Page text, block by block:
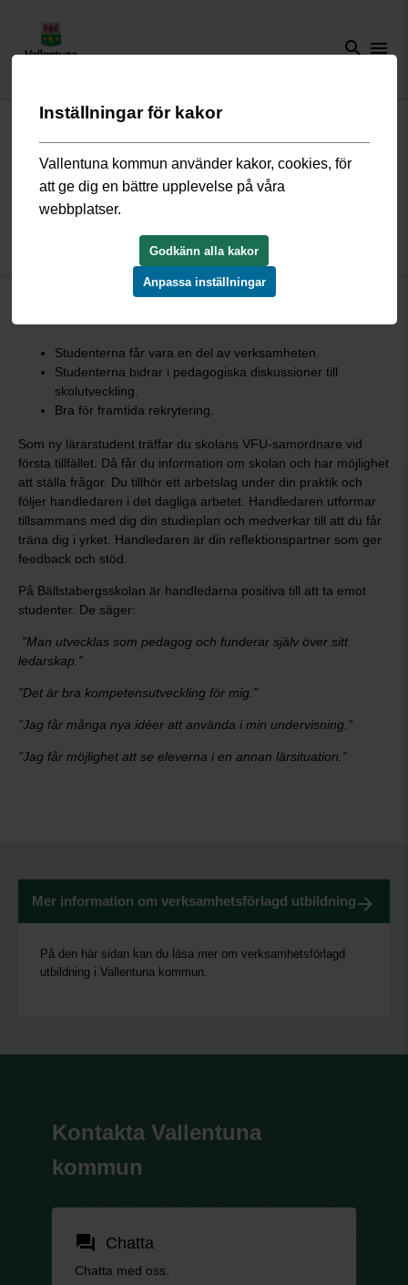
search menu
Start/Förskola och skola/Grundskola och fritidshem
här arbetar vi
Inflytande och samverkan / VFU
Verksamhetsförlagd utbildning,
På Bällstabergsskolan ser vi många fördelar med att ha VFU-
Studenterna får vara en del av verksamheten.
Studenterna bidrar i pedagogiska diskussioner till
skolutveckling.
Bra för framtida rekrytering.
Som ny lärarstudent träffar du skolans VFU-samordnare vid
första tillfället. Då får du information om skolan och har möjlighet
att ställa frågor. Du tillhör ett arbetslag under din praktik och
följer handledaren i det dagliga arbetet. Handledaren utformar
tillsammans med dig din studieplan och medverkar till att du får
träna dig i yrket. Handledaren är din reflektionspartner som ger
feedback och stöd.
På Bällstabergsskolan är handledarna positiva till att ta emot
studenter. De säger:
”Man utvecklas som pedagog och funderar själv över sitt
ledarskap.”
”Det är bra kompetensutveckling för mig.”
”Jag får många nya idéer att använda i min undervisning.”
”Jag får möjlighet att se eleverna i en annan lärsituation.”
Mer information om verksamhetsförlagd utbildning
På den här sidan kan du läsa mer om verksamhetsförlagd
utbildning i Vallentuna kommun.
Kontakta Vallentuna
kommun
forum Chatta
Chatta med oss.
Inställningar för kakor
Vallentuna kommun använder kakor, cookies, för
att ge dig en bättre upplevelse på våra
webbplatser.
Godkänn alla kakor
Anpassa inställningar